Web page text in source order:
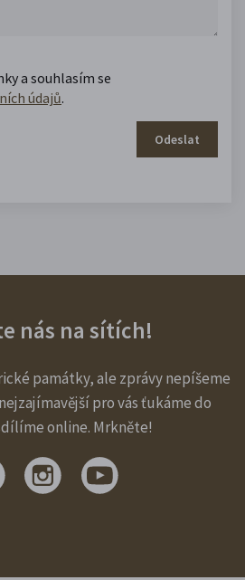
a souhlasím se
údajů.
Odeslat
nás na sítích!
památky, ale zprávy nepíšeme
pro vás ťukáme do
online. Mrkněte!